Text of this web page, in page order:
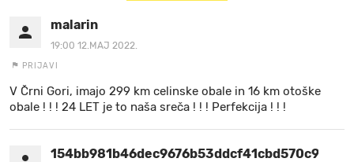
malarin
19:00 12.MAJ 2022.
PRIJAVI
V Črni Gori, imajo 299 km celinske obale in 16 km otoške
obale ! ! ! 24 LET je to naša sreča ! ! ! Perfekcija ! ! !